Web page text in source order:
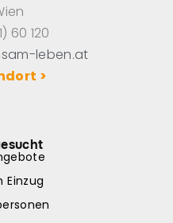
60 120
leben.at
>
Einzug